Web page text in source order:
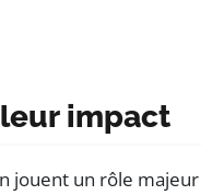
impact
jouent un rôle majeur